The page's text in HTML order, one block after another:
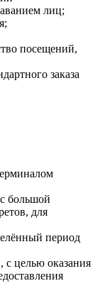
лиц;
посещений,
заказа
большой
для
период
с целью оказания